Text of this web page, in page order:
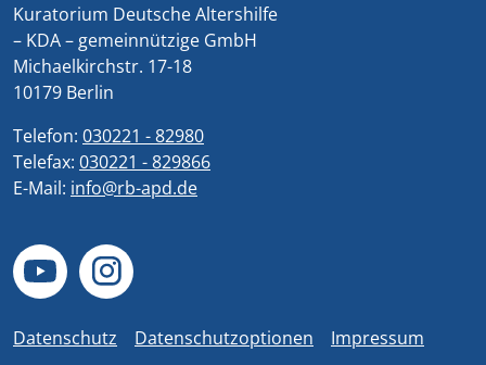
Kuratorium Deutsche Altershilfe
– KDA – gemeinnützige GmbH
Michaelkirchstr. 17-18
10179 Berlin
Telefon: 030221 - 82980
Telefax: 030221 - 829866
E-Mail: info@rb-apd.de
Datenschutz Datenschutzoptionen Impressum